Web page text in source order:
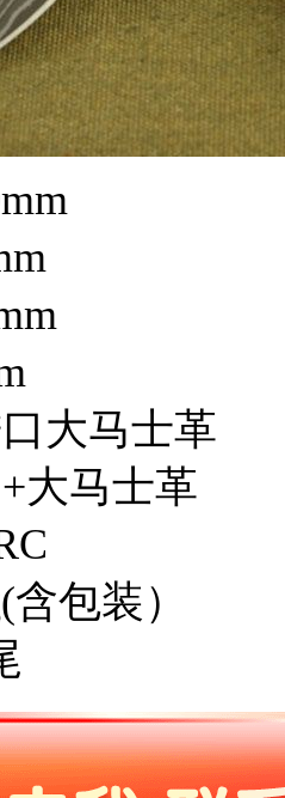
大马士革
大马士革
包装）